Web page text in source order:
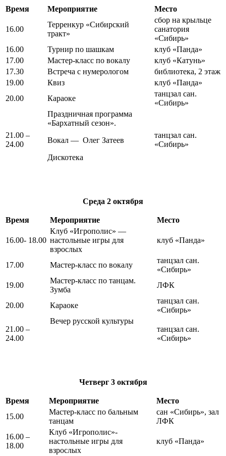
Время Мероприятие Место
16.00
Терренкур «Сибирский
тракт»
сбор на крыльце
санатория
«Сибирь»
16.00
Турнир по шашкам
клуб «Панда»
17.00
Мастер-класс по вокалу
клуб «Катунь»
17.30
Встреча с нумерологом
библиотека, 2 этаж
19.00
Квиз
клуб «Панда»
20.00
Караоке
танцзал сан.
«Сибирь»
21.00 –
24.00
Праздничная программа
«Бархатный сезон».
Вокал — Олег Затеев
Дискотека
танцзал сан.
«Сибирь»
Среда 2 октября
Время Мероприятие Место
16.00- 18.00
Клуб «Игрополис» —
настольные игры для
взрослых
клуб «Панда»
17.00 Мастер-класс по вокалу
танцзал сан.
«Сибирь»
19.00
Мастер-класс по танцам.
Зумба
ЛФК
20.00 Караоке
танцзал сан.
«Сибирь»
21.00 –
24.00
Вечер русской культуры
танцзал сан.
«Сибирь»
Четверг 3 октября
Время Мероприятие
Место
15.00
Мастер-класс по бальным
танцам
сан «Сибирь», зал
ЛФК
16.00 –
18.00
Клуб «Игрополис»-
настольные игры для
взрослых
клуб «Панда»